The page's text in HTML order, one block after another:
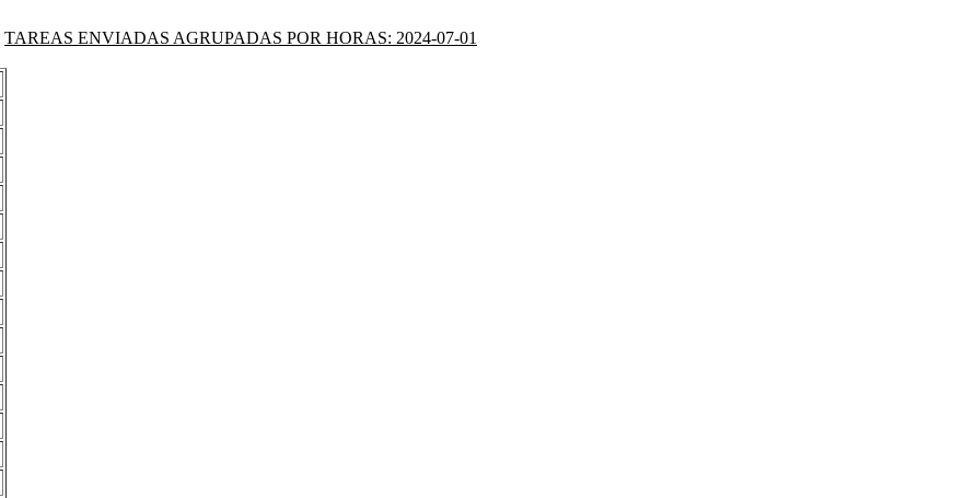
TAREAS ENVIADAS AGRUPADAS POR HORAS: 2024-07-01